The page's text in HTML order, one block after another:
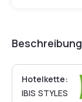
Beschreibung
Hotelkette:
IBIS STYLES